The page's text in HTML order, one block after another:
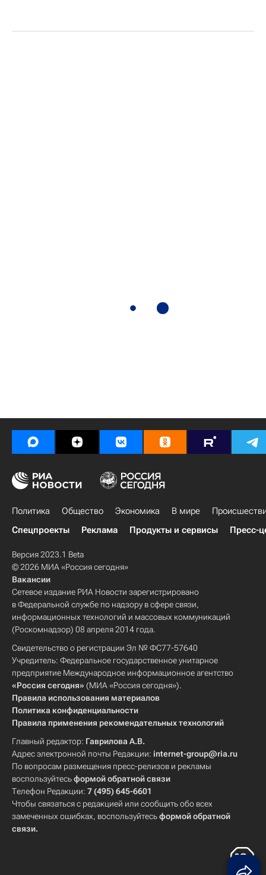
Политика Общество Экономика В мире
Спецпроекты
Реклама Продукты и сервисы Пресс-
Версия 2023.1 Beta
© 2026 МИА «Россия сегодня»
Вакансии
Сетевое издание РИА Новости зарегистрировано
в Федеральной службе по надзору в сфере связи,
информационных технологий и массовых коммуникаций
(Роскомнадзор) 08 апреля 2014 года.
Свидетельство о регистрации Эл № ФС77-57640
Учредитель: Федеральное государственное унитарное
предприятие Международное информационное агентство
«Россия сегодня» (МИА «Россия сегодня»).
Правила использования материалов
Политика конфиденциальности
Правила применения рекомендательных технологий
Главный редактор: Гаврилова А.В.
Адрес электронной почты Редакции: internet-group@ria.ru
По вопросам размещения пресс-релизов и рекламы
воспользуйтесьформой обратной связи
Телефон Редакции: 7 (495) 645-6601
Чтобы связаться с редакцией или сообщить обо всех
замеченных ошибках, воспользуйтесьформой обратной
связи.